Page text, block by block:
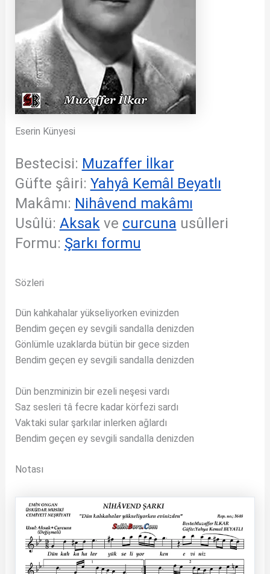
Eserin Künyesi
Bestecisi: Muzaffer İlkar
Güfte şâiri: Yahyâ Kemâl Beyatlı
Makâmı: Nihâvend makâmı
Usûlü: Aksakve curcuna usûlleri
Formu: Şarkı formu
Sözleri
Dün kahkahalar yükseliyorken evinizden
Bendim geçen ey sevgili sandalla denizden
Gönlümle uzaklarda bütün bir gece sizden
Bendim geçen ey sevgili sandalla denizden
Dün benzminizin bir ezeli neşesi vardı
Saz sesleri tâ fecre kadar körfezi sardı
Vaktaki sular şarkılar inlerken ağlardı
Bendim geçen ey sevgili sandalla denizden
Notası